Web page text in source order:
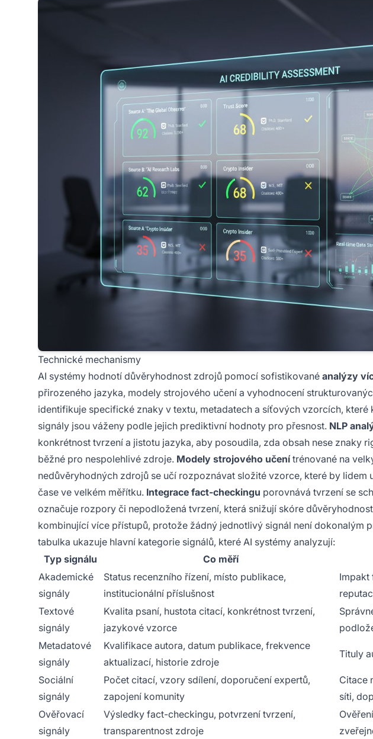
Technické mechanismy
AI systémy hodnotí důvěryhodnost zdrojů pomocí sofistikované analýzy
přirozeného jazyka, modely strojového učení a vyhodnocení
identifikuje specifické znaky v textu, metadatech a síťových vzorcích,
signály jsou váženy podle jejich prediktivní hodnoty pro přesnost. NLP
konkrétnost tvrzení a jistotu jazyka, aby posoudila, zda obsah nese znaky
běžné pro nespolehlivé zdroje. Modely strojového učenítrénované na
nedůvěryhodných zdrojů se učí rozpoznávat složité vzorce, které by lidem
čase ve velkém měřítku. Integrace fact-checkingu porovnává tvrzení se
označuje rozpory či nepodložená tvrzení, která snižují skóre
kombinující více přístupů, protože žádný jednotlivý signál není dokonalým
tabulka ukazuje hlavní kategorie signálů, které AI systémy analyzují:
Typ signálu
Co měří
Akademické
signály
Status recenzního řízení, místo publikace,
institucionální příslušnost
Impakt
Textové
signály
Kvalita psaní, hustota citací, konkrétnost tvrzení,
jazykové vzorce
Metadatové
signály
Kvalifikace autora, datum publikace, frekvence
aktualizací, historie zdroje
Tituly
Sociální
signály
Počet citací, vzory sdílení, doporučení expertů,
zapojení komunity
Citace
síti,
Ověřovací
signály
Výsledky fact-checkingu, potvrzení tvrzení,
transparentnost zdroje